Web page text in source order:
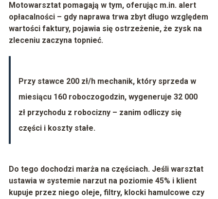
Motowarsztatpomagają w tym, oferując m.in. alert
opłacalności– gdy naprawa trwa zbyt długo względem
wartości faktury, pojawia się ostrzeżenie, że zysk na
zleceniu zaczyna topnieć.
Przy stawce 200 zł/hmechanik, który sprzeda w
miesiącu 160 roboczogodzin, wygeneruje 32 000
zł przychodu z robocizny– zanim odliczy się
części i koszty stałe.
Do tego dochodzi marża na częściach. Jeśli warsztat
ustawia w systemie narzut na poziomie 45% i klient
kupuje przez niego oleje, filtry, klocki hamulcowe czy